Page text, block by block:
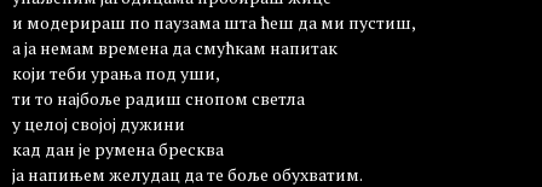
и модерираш по паузама шта ћеш да ми пустиш,
а ја немам времена да смућкам напитак
који теби урања под уши,
ти то најбоље радиш снопом светла
у целој својој дужини
кад дан је румена бресква
ја напињем желудац да те боље обухватим.